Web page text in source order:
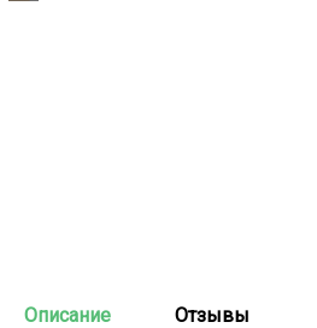
Описание Отзывы